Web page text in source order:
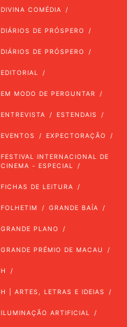
DIVINA COMÉDIA
DIÁRIOS DE PRÓSPERO
DIÁRIOS DE PRÓSPERO
EDITORIAL
EM MODO DE PERGUNTAR
ENTREVISTA ESTENDAIS
EVENTOS EXPECTORAÇÃO
FESTIVAL INTERNACIONAL DE
CINEMA - ESPECIAL
FICHAS DE LEITURA
FOLHETIM GRANDE BAÍA
GRANDE PLANO
GRANDE PRÉMIO DE MACAU
H
H | ARTES, LETRAS E IDEIAS
ILUMINAÇÃO ARTIFICIAL